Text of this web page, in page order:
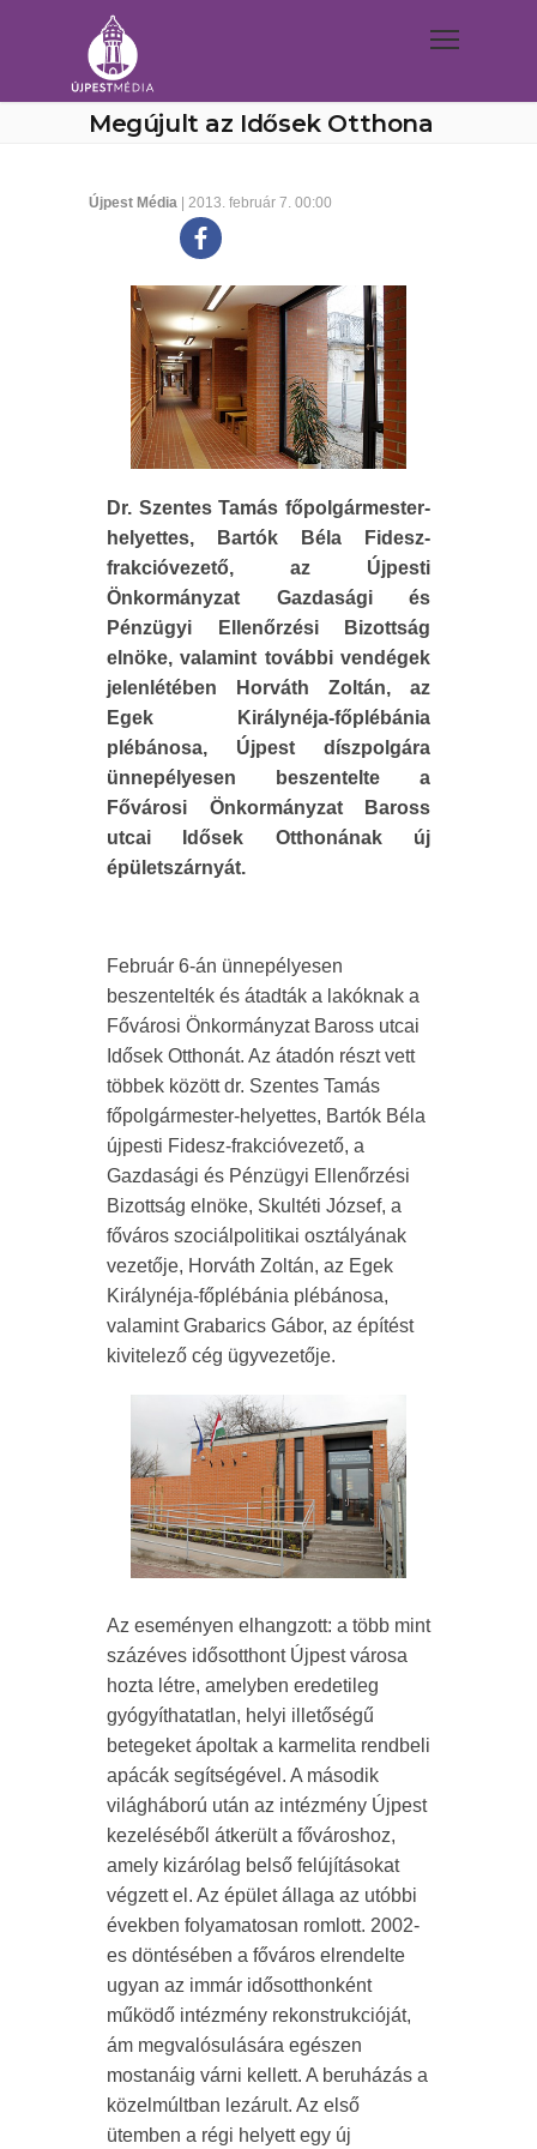
Megújult az Idősek Otthona
Újpest Média | 2013. február 7. 00:00
Dr. Szentes Tamás főpolgármester-
helyettes, Bartók Béla Fidesz-
frakcióvezető, az Újpesti
Önkormányzat Gazdasági és
Pénzügyi Ellenőrzési Bizottság
elnöke, valamint további vendégek
jelenlétében Horváth Zoltán, az
Egek Királynéja-főplébánia
plébánosa, Újpest díszpolgára
ünnepélyesen beszentelte a
Fővárosi Önkormányzat Baross
utcai Idősek Otthonának új
épületszárnyát.
Február 6-án ünnepélyesen
beszentelték és átadták a lakóknak a
Fővárosi Önkormányzat Baross utcai
Idősek Otthonát. Az átadón részt vett
többek között dr. Szentes Tamás
főpolgármester-helyettes, Bartók Béla
újpesti Fidesz-frakcióvezető, a
Gazdasági és Pénzügyi Ellenőrzési
Bizottság elnöke, Skultéti József, a
főváros szociálpolitikai osztályának
vezetője, Horváth Zoltán, az Egek
Királynéja-főplébánia plébánosa,
valamint Grabarics Gábor, az építést
kivitelező cég ügyvezetője.
Az eseményen elhangzott: a több mint
százéves idősotthont Újpest városa
hozta létre, amelyben eredetileg
gyógyíthatatlan, helyi illetőségű
betegeket ápoltak a karmelita rendbeli
apácák segítségével. A második
világháború után az intézmény Újpest
kezeléséből átkerült a fővároshoz,
amely kizárólag belső felújításokat
végzett el. Az épület állaga az utóbbi
években folyamatosan romlott. 2002-
es döntésében a főváros elrendelte
ugyan az immár idősotthonként
működő intézmény rekonstrukcióját,
ám megvalósulására egészen
mostanáig várni kellett. A beruházás a
közelmúltban lezárult. Az első
ütemben a régi helyett egy új